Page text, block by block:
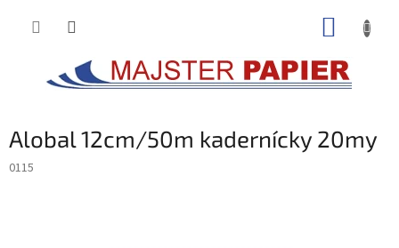
Alobal 12cm/50m kadernícky 20my
0115